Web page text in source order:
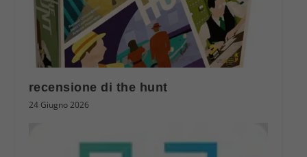
recensione di the hunt
24 Giugno 2026